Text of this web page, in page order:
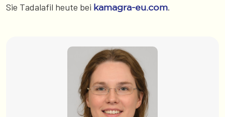
Sie Tadalafil heute bei kamagra-eu.com.